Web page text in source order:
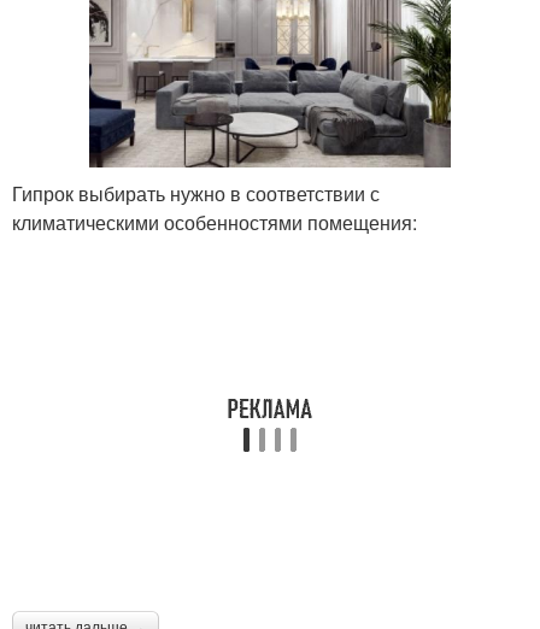
Гипрок выбирать нужно в соответствии с
климатическими особенностями помещения: